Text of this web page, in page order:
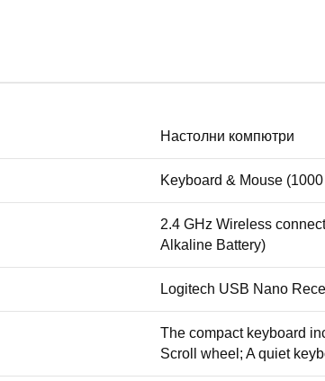
Настолни компютри
Keyboard & Mouse
2.4 GHz Wireless
Alkaline Battery)
Logitech USB Nano
The compact keyboard
Scroll wheel; A quiet